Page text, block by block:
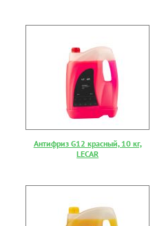
Антифриз G12 красный, 10 кг,
LECAR